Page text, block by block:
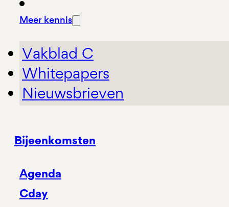
Meer kennis
Vakblad C
Whitepapers
Nieuwsbrieven
Bijeenkomsten
Agenda
Cday